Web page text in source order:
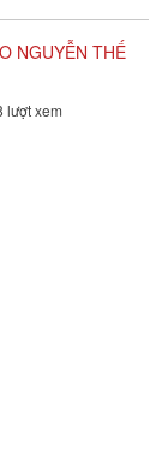
NGUYỄN THẾ
lượt xem